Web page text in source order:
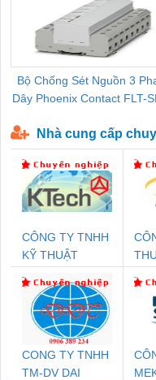
Bộ Chống Sét Nguồn 3
Dây Phoenix Contact FLT-
Nhà cung cấp
CÔNG TY TNHH
KỸ THUẬT
NAM
CONG TY TNHH
TM-DV DAI